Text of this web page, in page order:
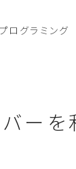
プログラミング
ーを